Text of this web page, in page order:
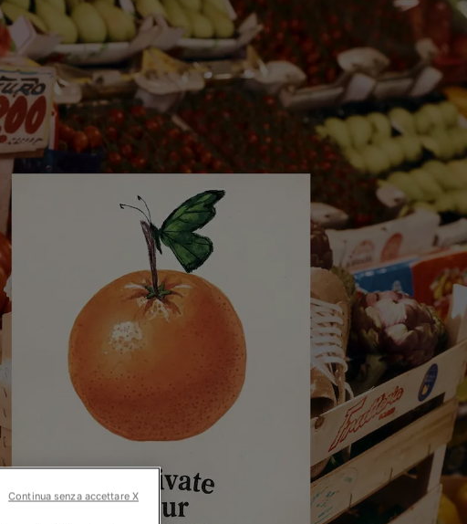
Continua senza accettare X